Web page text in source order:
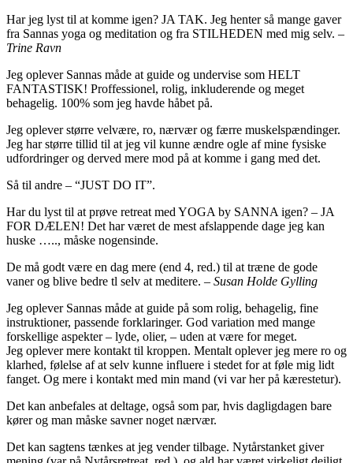
Har jeg lyst til at komme igen? JA TAK. Jeg henter så mange gaver
fra Sannas yoga og meditation og fra STILHEDEN med mig selv. –
Trine Ravn
Jeg oplever Sannas måde at guide og undervise som HELT
FANTASTISK! Proffessionel, rolig, inkluderende og meget
behagelig. 100% som jeg havde håbet på.
Jeg oplever større velvære, ro, nærvær og færre muskelspændinger.
Jeg har større tillid til at jeg vil kunne ændre ogle af mine fysiske
udfordringer og derved mere mod på at komme i gang med det.
Så til andre – “JUST DO IT”.
Har du lyst til at prøve retreat med YOGA by SANNA igen? – JA
FOR DÆLEN! Det har været de mest afslappende dage jeg kan
huske ….., måske nogensinde.
De må godt være en dag mere (end 4, red.) til at træne de gode
vaner og blive bedre tl selv at meditere. – Susan Holde Gylling
Jeg oplever Sannas måde at guide på som rolig, behagelig, fine
instruktioner, passende forklaringer. God variation med mange
forskellige aspekter – lyde, olier, – uden at være for meget.
Jeg oplever mere kontakt til kroppen. Mentalt oplever jeg mere ro og
klarhed, følelse af at selv kunne influere i stedet for at føle mig lidt
fanget. Og mere i kontakt med min mand (vi var her på kærestetur).
Det kan anbefales at deltage, også som par, hvis dagligdagen bare
kører og man måske savner noget nærvær.
Det kan sagtens tænkes at jeg vender tilbage. Nytårstanket giver